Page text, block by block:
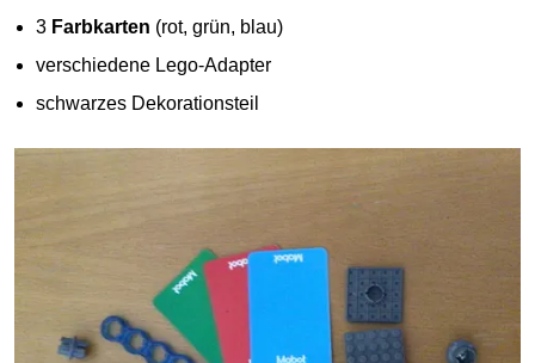
3 Farbkarten (rot, grün, blau)
verschiedene Lego-Adapter
schwarzes Dekorationsteil